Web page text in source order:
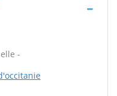
-